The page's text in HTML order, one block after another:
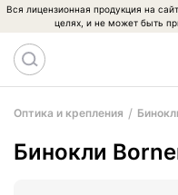
Вся лицензионная продукция на
целях, и не может быть
Оптика и крепления
Бинокли